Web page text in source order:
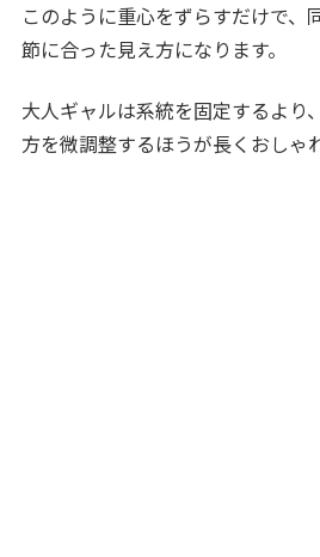
このように重心をずらすだけで、
節に合った見え方になります。
大人ギャルは系統を固定するより
方を微調整するほうが長くおしゃ